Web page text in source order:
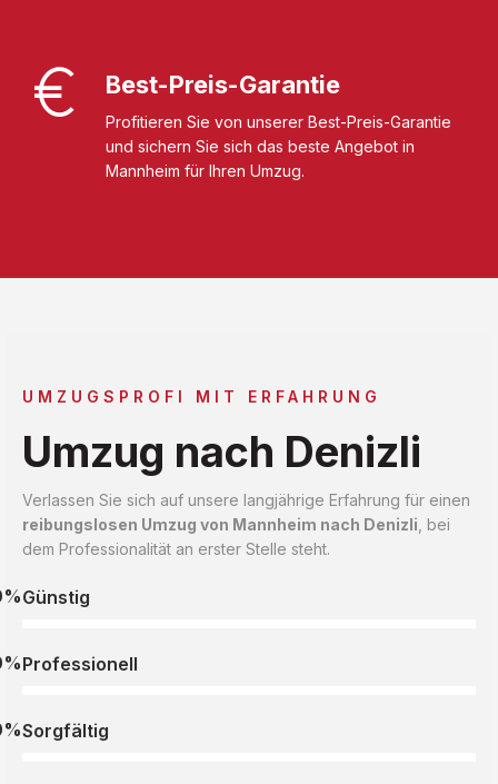
Best-Preis-Garantie
Profitieren Sie von unserer Best-Preis-Garantie
und sichern Sie sich das beste Angebot in
Mannheim für Ihren Umzug.
UMZUGSPROFI MIT ERFAHRUNG
Umzug nach Denizli
Verlassen Sie sich auf unsere langjährige Erfahrung für einen
reibungslosen Umzug von Mannheim nach Denizli , bei
dem Professionalität an erster Stelle steht.
Günstig
Professionell
Sorgfältig